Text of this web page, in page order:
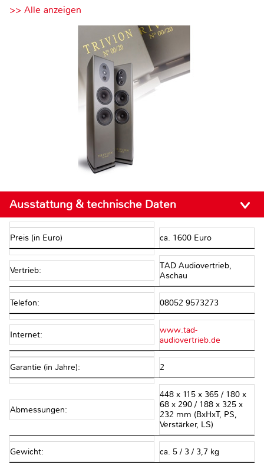
>> Alle anzeigen
Ausstattung & technische Daten
Preis (in Euro) ca. 1600 Euro
Vertrieb:
TAD Audiovertrieb,
Aschau
Telefon: 08052 9573273
Internet:
www.tad-
audiovertrieb.de
Garantie (in Jahre): 2
Abmessungen:
448 x 115 x 365 / 180 x
68 x 290 / 188 x 325 x
232 mm (BxHxT, PS,
Verstärker, LS)
Gewicht: ca. 5 / 3 / 3,7 kg